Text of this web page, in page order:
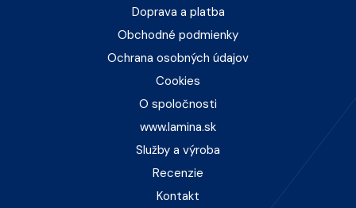
Doprava a platba
Obchodné podmienky
Ochrana osobných údajov
Cookies
O spoločnosti
www.lamina.sk
Služby a výroba
Recenzie
Kontakt